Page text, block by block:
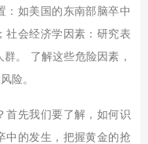
：如美国的东南部脑卒中
社会经济学因素：研究表
。 了解这些危险因素，
险。
首先我们要了解，如何识
中的发生，把握黄金的抢